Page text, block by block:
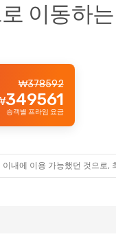
이동하
378592
₩
349561
승객별 프라임 요금
내에 이용 가능했던 것으로